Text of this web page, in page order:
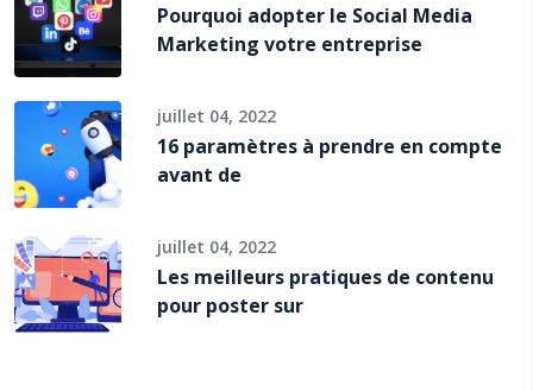
Pourquoi adopter le Social Media
Marketing votre entreprise
juillet 04, 2022
16 paramètres à prendre en compte
avant de
juillet 04, 2022
Les meilleurs pratiques de contenu
pour poster sur